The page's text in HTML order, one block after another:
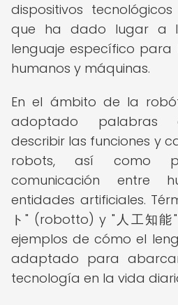
dispositivos
que ha dado lugar a
lenguaje específico para
humanos y máquinas.
En el ámbito de la
adoptado palabras
describir las funciones y
robots, así como
comunicación entre
entidades artificiales.
ト" (robotto) y "人工知能
ejemplos de cómo el
adaptado para
tecnología en la vida